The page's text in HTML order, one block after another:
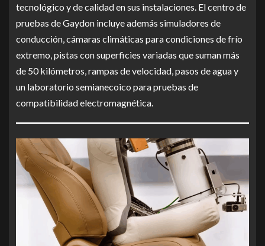
tecnológico y de calidad en sus instalaciones. El centro de
pruebas de Gaydon incluye además simuladores de
conducción, cámaras climáticas para condiciones de frío
extremo, pistas con superficies variadas que suman más
de 50 kilómetros, rampas de velocidad, pasos de agua y
un laboratorio semianecoico para pruebas de
compatibilidad electromagnética.